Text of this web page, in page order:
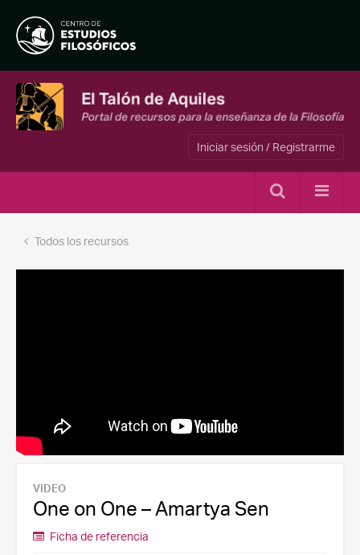
Iniciar sesión / Registrarme
Todos los recursos
VIDEO
One on One – Amartya Sen
Ficha de referencia